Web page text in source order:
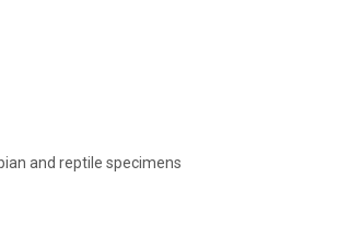
and reptile specimens